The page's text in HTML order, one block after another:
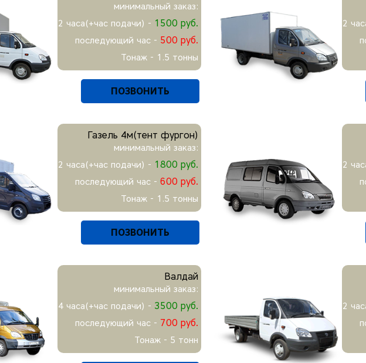
минимальный заказ:
2 часа(+час подачи) - 1500 руб.
последующий час - 500 руб.
Тонаж - 1.5 тонны
ПОЗВОНИТЬ
2
Газель 4м(тент фургон)
минимальный заказ:
2 часа(+час подачи) - 1800 руб.
последующий час - 600 руб.
Тонаж - 1.5 тонны
ПОЗВОНИТЬ
2
Валдай
минимальный заказ:
4 часа(+час подачи) - 3500 руб.
последующий час - 700 руб.
Тонаж - 5 тонн
2